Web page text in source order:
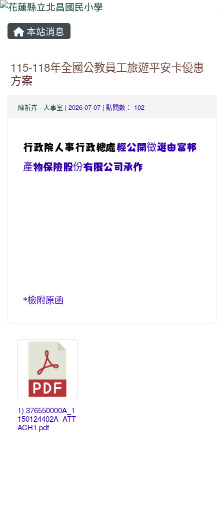
本站消息
115-118年全國公教員工旅遊平安卡優惠
方案
陳祈卉 - 人事室 | 2026-07-07 | 點閱數： 102
行政院人事行政總處經公開徵選由富邦
產物保險股份有限公司承作
*檢附原函
1) 376550000A_1
150124402A_ATT
ACH1.pdf